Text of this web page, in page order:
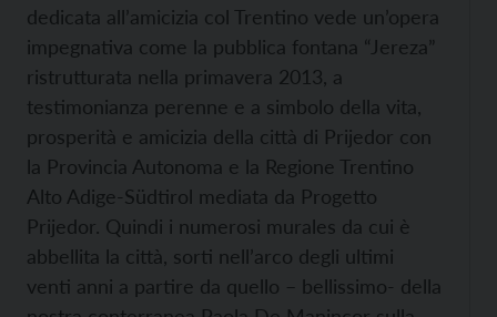
dedicata all’amicizia col Trentino vede un’opera
impegnativa come la pubblica fontana “Jereza”
ristrutturata nella primavera 2013, a
testimonianza perenne e a simbolo della vita,
prosperità e amicizia della città di Prijedor con
la Provincia Autonoma e la Regione Trentino
Alto Adige-Südtirol mediata da Progetto
Prijedor. Quindi i numerosi murales da cui è
abbellita la città, sorti nell’arco degli ultimi
venti anni a partire da quello – bellissimo- della